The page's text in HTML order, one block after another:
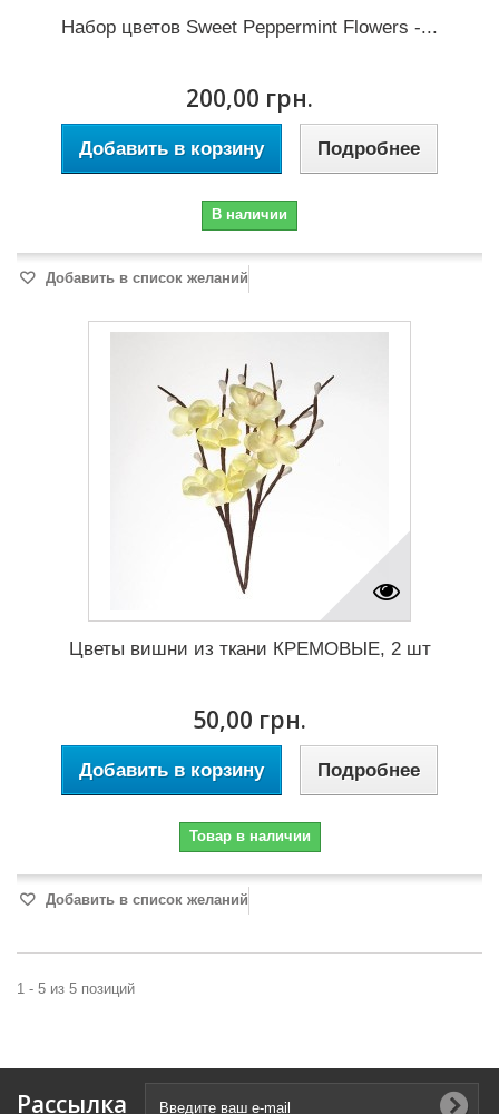
Набор цветов Sweet Peppermint Flowers -...
200,00 грн.
Добавить в корзину Подробнее
В наличии
Добавить в список желаний
Цветы вишни из ткани КРЕМОВЫЕ, 2 шт
50,00 грн.
Добавить в корзину Подробнее
Товар в наличии
Добавить в список желаний
1 - 5 из 5 позиций
Рассылка